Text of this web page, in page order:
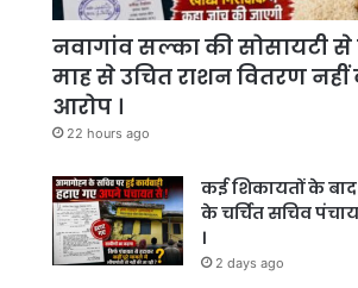
नवागांव सल्का की सोसायटी
माह से उचित राशन वितरण
आरोप ।
22 hours ago
कई शिकायतों के
के चर्चित सचिव
।
2 days ago